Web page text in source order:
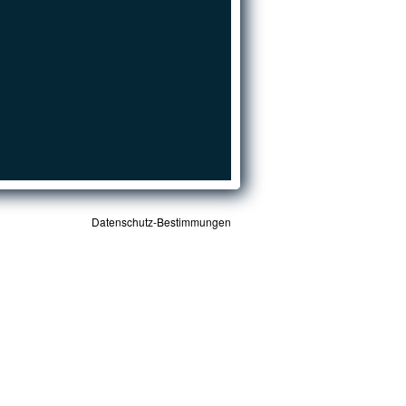
Datenschutz-Bestimmungen